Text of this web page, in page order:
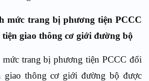
mức trang bị phương tiện PCCC
giao thông cơ giới đường bộ
trang bị phương tiện PCCC đối
giao thông cơ giới đường bộ được